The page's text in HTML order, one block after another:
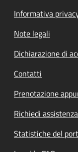
Informativa
Note legali
Dichiarazione di
Contatti
Prenotazione
Richiedi assistenza
Statistiche del